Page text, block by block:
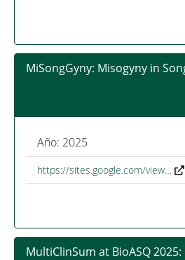
MiSongGyny: Misogyny in
Año: 2025
https://sites.google.com/view…
MultiClinSum at BioASQ